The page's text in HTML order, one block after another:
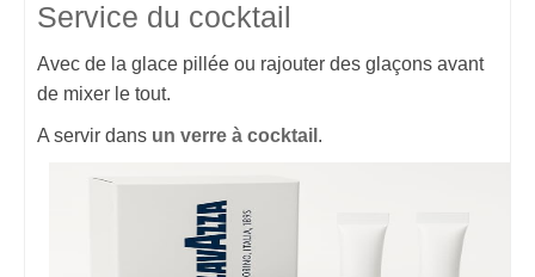
Service du cocktail
Avec de la glace pillée ou rajouter des glaçons avant
de mixer le tout.
A servir dans un verre à cocktail .